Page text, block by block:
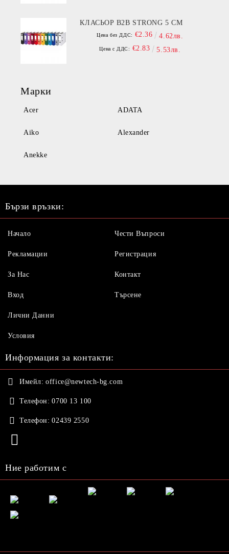
КЛАСЬОР B2B STRONG 5 СМ
Цена без ДДС: €2.36 4.62лв.
Цена с ДДС: €2.83 5.53лв.
Марки
Acer ADATA
Aiko Alexander
Anekke
Бързи връзки:
Начало
Рекламации
За Нас
Вход
Чести Въпроси
Регистрация
Контакт
Търсене
Лични Данни
Условия
Информация за контакти:
Имейл: office@newtech-bg.com
Телефон: 0700 13 100
Телефон: 02439 2550
Ние работим с